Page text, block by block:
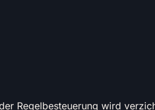
Regelbesteuerung wird